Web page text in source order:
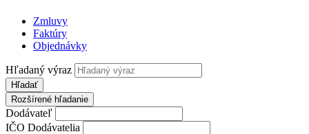
Zmluvy
Faktúry
Objednávky
Hľadaný výraz
Hľadať
Rozšírené hľadanie
Dodávateľ
IČO Dodávatelia